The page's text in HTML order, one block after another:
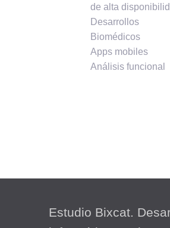
de alta
Desarrollos
Biomédicos
Apps mobiles
Análisis funcional
Estudio Bixcat.